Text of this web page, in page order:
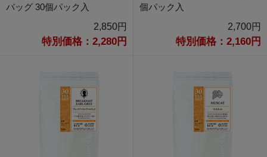
バッグ 30個パック入
2,850円
特別価格：2,280円
個パック入
2,700円
特別価格：2,160円